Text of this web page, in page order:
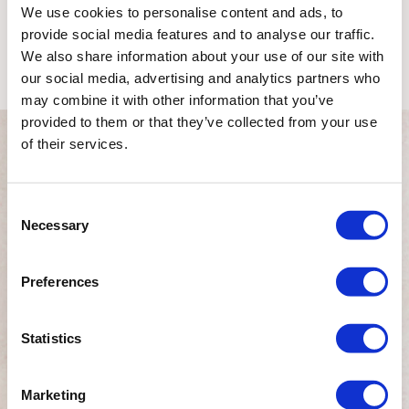
We use cookies to personalise content and ads, to
provide social media features and to analyse our traffic.
We also share information about your use of our site with
our social media, advertising and analytics partners who
may combine it with other information that you’ve
provided to them or that they’ve collected from your use
of their services.
Selection
Necessary
Preferences
Statistics
Marketing
September 2026 :
14 September
Oktober 2026 : 12 Oktober 2026